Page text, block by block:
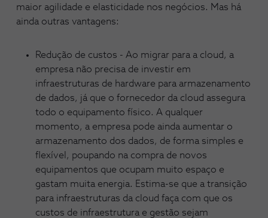
maior agilidade e elasticidade nos negócios. Mas há
ainda outras vantagens:
Redução de custos - Ao migrar para a cloud, a
empresa não precisa de investir em
infraestruturas de hardware para armazenamento
de dados, já que o fornecedor da cloud assegura
todo o equipamento físico. A qualquer
momento, a empresa pode ainda aumentar o
armazenamento dos dados, de forma simples e
flexível, poupando na compra de novos
equipamentos que ocupam muito espaço e
gastam muita energia. Estima-se que a transição
para infraestruturas da cloud faça com que os
custos de infraestrutura e gestão sejam